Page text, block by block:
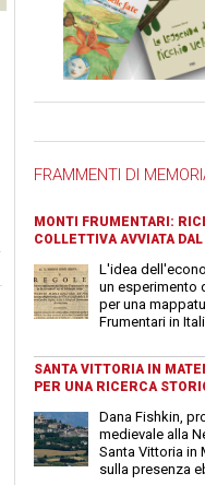
FRAMMENTI DI
MONTI FRUMENTARI:
COLLETTIVA AVVIATA DAL
L'idea
un esperimento
per una
Frumentari in
SANTA VITTORIA IN
PER UNA RICERCA
Dana Fishkin,
medievale alla
Santa Vittoria in
sulla presenza